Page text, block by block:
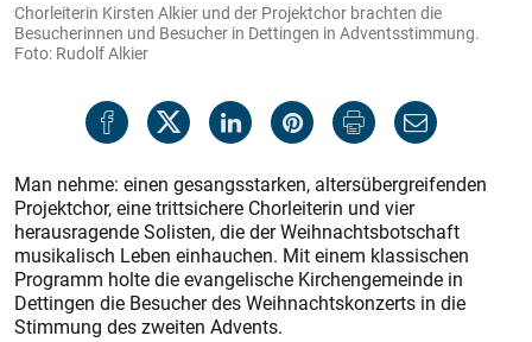
Chorleiterin Kirsten Alkier und der Projektchor brachten die
Besucherinnen und Besucher in Dettingen in Adventsstimmung.
Foto: Rudolf Alkier
Man nehme: einen gesangsstarken, alters­übergreifenden
Projektchor, eine trittsichere Chorleiterin und vier
herausragende Solisten, die der Weihnachtsbotschaft
musikalisch Leben einhauchen. Mit einem klassischen
Programm holte die evangelische Kirchengemeinde in
Dettingen die Besucher des Weihnachtskonzerts in die
Stimmung des zweiten Advents.